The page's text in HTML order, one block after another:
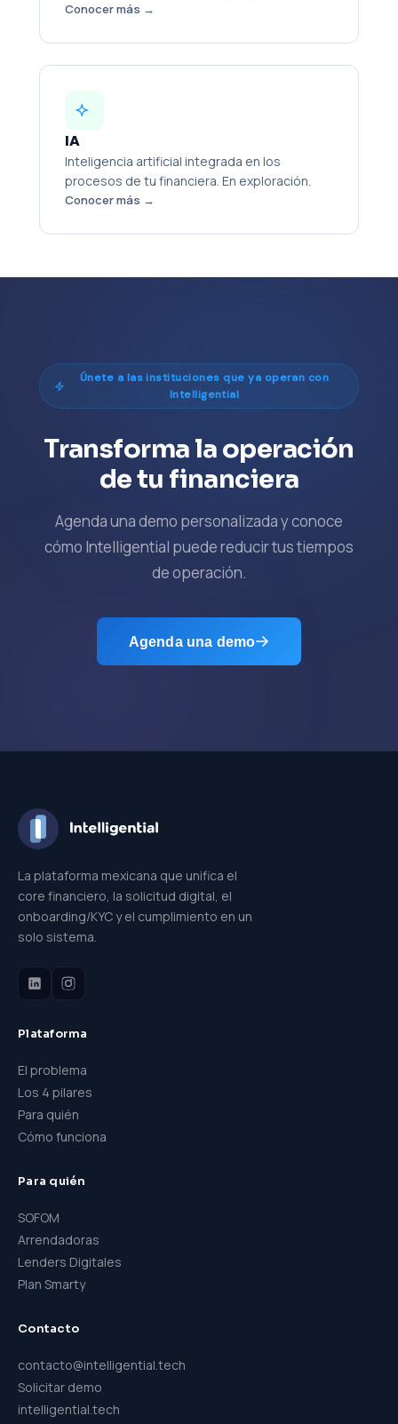
Conocer más →
IA
Inteligencia artificial integrada en los
procesos de tu financiera. En exploración.
Conocer más →
Únete a las instituciones que ya operan con
Intelligential
Transforma la operación
de tu financiera
Agenda una demo personalizada y conoce
cómo Intelligential puede reducir tus tiempos
de operación.
Agenda una demo
La plataforma mexicana que unifica el
core financiero, la solicitud digital, el
onboarding/KYC y el cumplimiento en un
solo sistema.
Plataforma
El problema
Los 4 pilares
Para quién
Cómo funciona
Para quién
SOFOM
Arrendadoras
Lenders Digitales
Plan Smarty
Contacto
contacto@intelligential.tech
Solicitar demo
intelligential.tech